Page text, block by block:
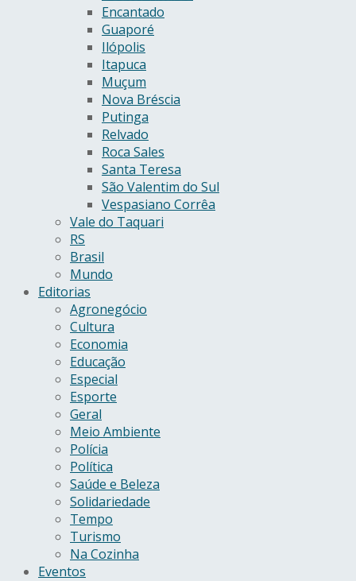
Encantado
Guaporé
Ilópolis
Itapuca
Muçum
Nova Bréscia
Putinga
Relvado
Roca Sales
Santa Teresa
São Valentim do Sul
Vespasiano Corrêa
Vale do Taquari
RS
Brasil
Mundo
Editorias
Agronegócio
Cultura
Economia
Educação
Especial
Esporte
Geral
Meio Ambiente
Polícia
Política
Saúde e Beleza
Solidariedade
Tempo
Turismo
Na Cozinha
Eventos